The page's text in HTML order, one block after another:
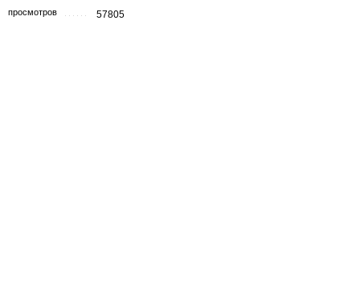
просмотров 57805